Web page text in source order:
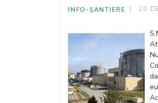
INFO-ȘANTIERE 20